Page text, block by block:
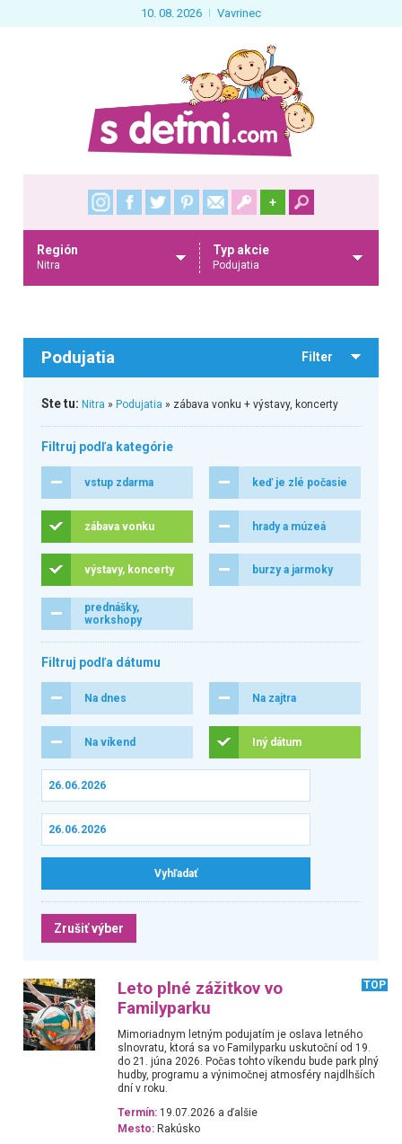
10. 08. 2026 Vavrinec
+
Región
Nitra
Typ akcie
Podujatia
Podujatia Filter
Ste tu: Nitra » Podujatia » zábava vonku + výstavy, koncerty
Filtruj podľa kategórie
vstup zdarma keď je zlé počasie
zábava vonku hrady a múzeá
výstavy, koncerty burzy a jarmoky
prednášky,
workshopy
Filtruj podľa dátumu
Na dnes Na zajtra
Na víkend Iný dátum
Zrušiť výber
Leto plné zážitkov vo
Familyparku
TOP
Mimoriadnym letným podujatím je oslava letného
slnovratu, ktorá sa vo Familyparku uskutoční od 19.
do 21. júna 2026. Počas tohto víkendu bude park plný
hudby, programu a výnimočnej atmosféry najdlhších
dní v roku.
Termín: 19.07.2026 a ďalšie
Mesto: Rakúsko